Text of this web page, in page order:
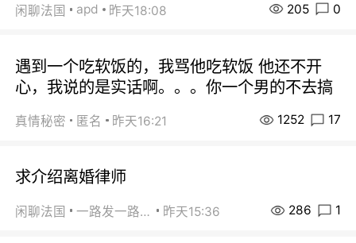
闲聊法国 apd 昨天18:08 205 0
遇到一个吃软饭的，我骂他吃软饭 他还不开
心，我说的是实话啊。。。你一个男的不去搞
真情秘密 匿名 昨天16:21 1252 17
求介绍离婚律师
闲聊法国 一路发一路发 昨天15:36 286 1